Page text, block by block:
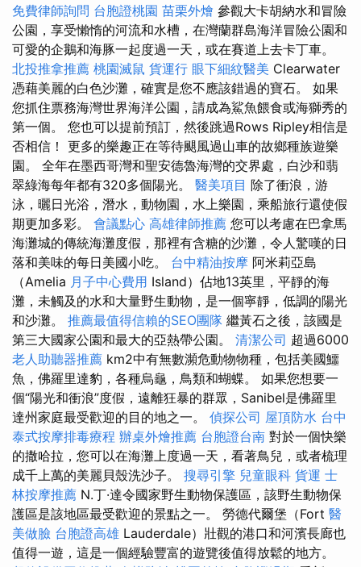
免費律師詢問 台胞證桃園 苗栗外燴 參觀大卡胡納水和冒險
公​​園，享受懶惰的河流和水槽，在灣蘭群島海洋冒險公園和
可愛的企鵝和海豚一起度過一天，或在賽道上去卡丁車。
北投推拿推薦 桃園滅鼠 貨運行 眼下細紋醫美 Clearwater
憑藉美麗的白色沙灘，確實是您不應該錯過的寶石。 如果
您抓住票務海灣世界海洋公園，請成為鯊魚餵食或海獅秀的
第一個。 您也可以提前預訂，然後跳過Rows Ripley相信是
否相信！ 更多的樂趣正在等待颶風過山車的故鄉種族遊樂
園。 全年在墨西哥灣和聖安德魯海灣的交界處，白沙和翡
翠綠海每年都有320多個陽光。 醫美項目 除了衝浪，游
泳，曬日光浴，潛水，動物園，水上樂園，乘船旅行還使假
期更加多彩。 會議點心 高雄律師推薦 您可以考慮在巴拿馬
海灘城的傳統海灘度假，那裡有含糖的沙灘，令人驚嘆的日
落和美味的每日美國小吃。 台中精油按摩 阿米莉亞島
（Amelia 月子中心費用 Island）佔地13英里，平靜的海
灘，未觸及的水和大量野生動物，是一個寧靜，低調的陽光
和沙灘。 推薦最值得信賴的SEO團隊 繼黃石之後，該國是
第三大國家公園和最大的亞熱帶公園。 清潔公司 超過6000
老人助聽器推薦 km2中有無數瀕危動物物種，包括美國鱷
魚，佛羅里達豹，各種烏龜，鳥類和蝴蝶。 如果您想要一
個“陽光和衝浪”度假，遠離狂暴的群眾，Sanibel是佛羅里
達州家庭最受歡迎的目的地之一。 偵探公司 屋頂防水 台中
泰式按摩排毒療程 辦桌外燴推薦 台胞證台南 對於一個快樂
的撒哈拉，您可以在海灘上度過一天，看著鳥兒，或者梳理
成千上萬的美麗貝殼洗沙子。 搜尋引擎 兒童眼科 貨運 士
林按摩推薦 N.丁·達令國家野生動物保護區，該野生動物保
護區是該地區最受歡迎的景點之一。 勞德代爾堡（Fort 醫
美做臉 台胞證高雄 Lauderdale）壯觀的港口和河濱長廊也
值得一遊，這是一個經驗豐富的遊覽後值得放鬆的地方。